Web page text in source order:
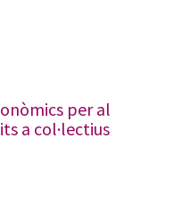
per al
a col·lectius